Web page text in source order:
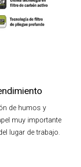
de humos y
muy importante
lugar de trabajo.